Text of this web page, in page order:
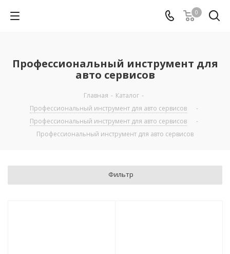
0
Профессиональный инструмент для
авто сервисов
Главная - Каталог -
Профессиональный инструмент для авто сервисов
-
Профессиональный инструмент для авто сервисов
-
Профессиональный инструмент для авто сервисов
Фильтр